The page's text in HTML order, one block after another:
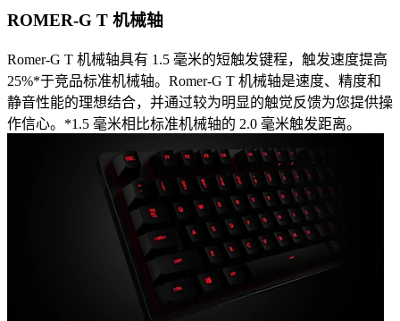
ROMER-G T 机械轴
Romer-G T 机械轴具有 1.5 毫米的短触发键程，触发速度提高
25%*于竞品标准机械轴。Romer-G T 机械轴是速度、精度和
静音性能的理想结合，并通过较为明显的触觉反馈为您提供操
作信心。*1.5 毫米相比标准机械轴的 2.0 毫米触发距离。